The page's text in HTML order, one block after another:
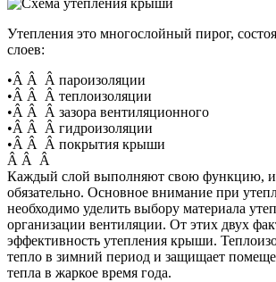
Утепления это многослойный пирог,
слоев:
•Â Â Â пароизоляции
•Â Â Â теплоизоляции
•Â Â Â зазора вентиляционного
•Â Â Â гидроизоляции
•Â Â Â покрытия крыши
Â Â Â
Каждый слой выполняют свою функцию, и
обязательно. Основное внимание при
необходимо уделить выбору материала
организации вентиляции. От этих двух
эффективность утепления крыши.
тепло в зимний период и защищает
тепла в жаркое время года.